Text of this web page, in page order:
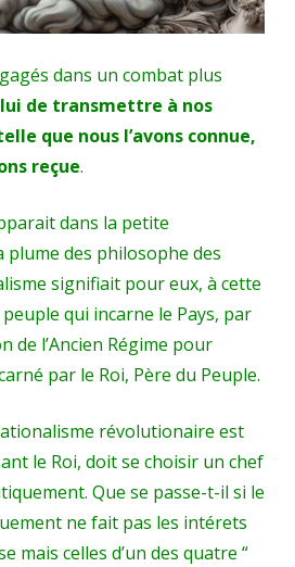
dans un combat plus
de transmettre à nos
que nous l’avons connue,
reçue.
dans la petite
plume des philosophe des
signifiait pour eux, à cette
peuple qui incarne le Pays, par
de l’Ancien Régime pour
par le Roi, Père du Peuple.
révolutionaire est
le Roi, doit se choisir un chef
Que se passe-t-il si le
ne fait pas les intérets
mais celles d’un des quatre “